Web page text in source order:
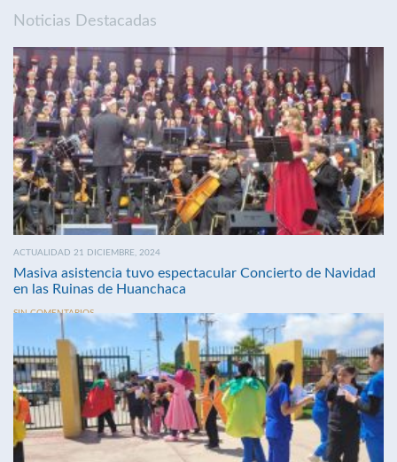
Noticias Destacadas
ACTUALIDAD 21 DICIEMBRE, 2024
Masiva asistencia tuvo espectacular Concierto de Navidad
en las Ruinas de Huanchaca
SIN COMENTARIOS